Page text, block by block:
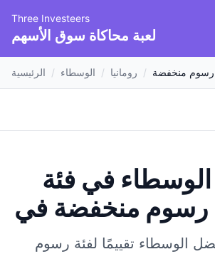
Three Investeers
لعبة محاكاة سوق الأسهم
الرئيسية / الوسطاء / رومانيا / رسوم منخفضة
في فئة
رسوم منخفضة
الوسطاء تقييمًا لفئة رسوم